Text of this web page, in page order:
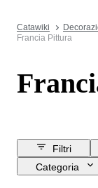
Catawiki
Francia Pittura
Filtri
Categoria